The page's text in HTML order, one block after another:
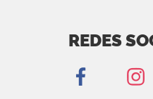
REDES